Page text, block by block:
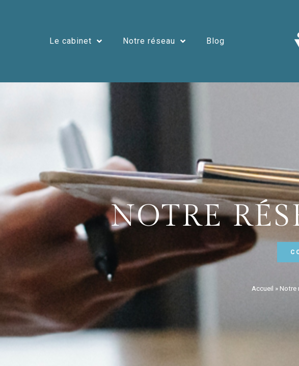
Le cabinet Notre réseau Blog
NOTRE
Accueil » Notre